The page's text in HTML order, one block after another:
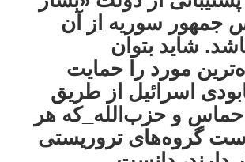
جمهور سوریه از آن
شاید بتوان
مورد را حمایت
اسرائیل از طریق
و حزب‌الله_که هر
گروه‌های تروریستی